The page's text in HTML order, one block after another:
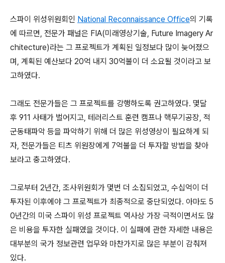
스파이 위성위원회인 National Reconnaissance Office의 기록
에 따르면, 전문가 패널은 FIA(미래영상기술, Future Imagery Ar
chitecture)라는 그 프로젝트가 계획된 일정보다 많이 늦어졌으
며, 계획된 예산보다 20억 내지 30억불이 더 소요될 것이라고 보
고하였다.
그래도 전문가들은 그 프로젝트를 강행하도록 권고하였다. 몇달
후 911 사태가 벌어지고, 테러리스트 훈련 캠프나 핵무기공장, 적
군동태파악 등을 파악하기 위해 더 많은 위성영상이 필요하게 되
자, 전문가들은 티츠 위원장에게 7억불을 더 투자할 방법을 찾아
보라고 충고하였다.
그로부터 2년간, 조사위원회가 몇번 더 소집되었고, 수십억이 더
투자된 이후에야 그 프로젝트가 최종적으로 중단되었다. 아마도 5
0년간의 미국 스파이 위성 프로젝트 역사상 가장 극적이면서도 많
은 비용을 투자한 실패였을 것이다. 이 실패에 관한 자세한 내용은
대부분의 국가 정보관련 업무와 마찬가지로 많은 부분이 감춰져
있다.